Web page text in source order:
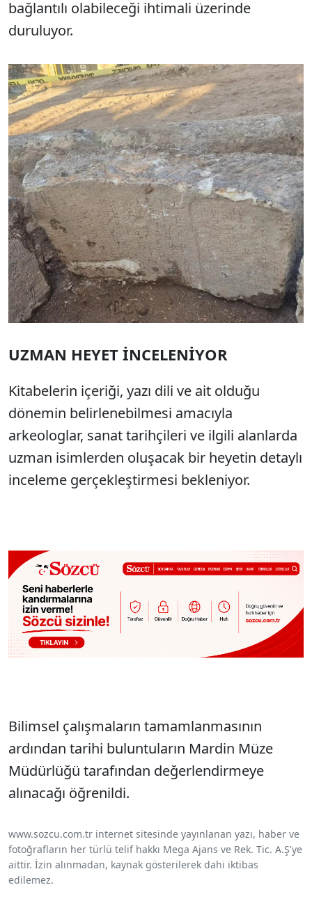
bağlantılı olabileceği ihtimali üzerinde
duruluyor.
UZMAN HEYET İNCELENİYOR
Kitabelerin içeriği, yazı dili ve ait olduğu
dönemin belirlenebilmesi amacıyla
arkeologlar, sanat tarihçileri ve ilgili alanlarda
uzman isimlerden oluşacak bir heyetin detaylı
inceleme gerçekleştirmesi bekleniyor.
Bilimsel çalışmaların tamamlanmasının
ardından tarihi buluntuların Mardin Müze
Müdürlüğü tarafından değerlendirmeye
alınacağı öğrenildi.
www.sozcu.com.tr internet sitesinde yayınlanan yazı, haber ve
fotoğrafların her türlü telif hakkı Mega Ajans ve Rek. Tic. A.Ş'ye
aittir. İzin alınmadan, kaynak gösterilerek dahi iktibas
edilemez.